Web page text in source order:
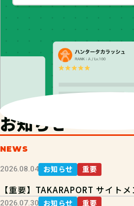
お知らせ
NEWS
2026.08.04 お知らせ 重要
【重要】TAKARAPORT サイト
2026.07.30 お知らせ 重要